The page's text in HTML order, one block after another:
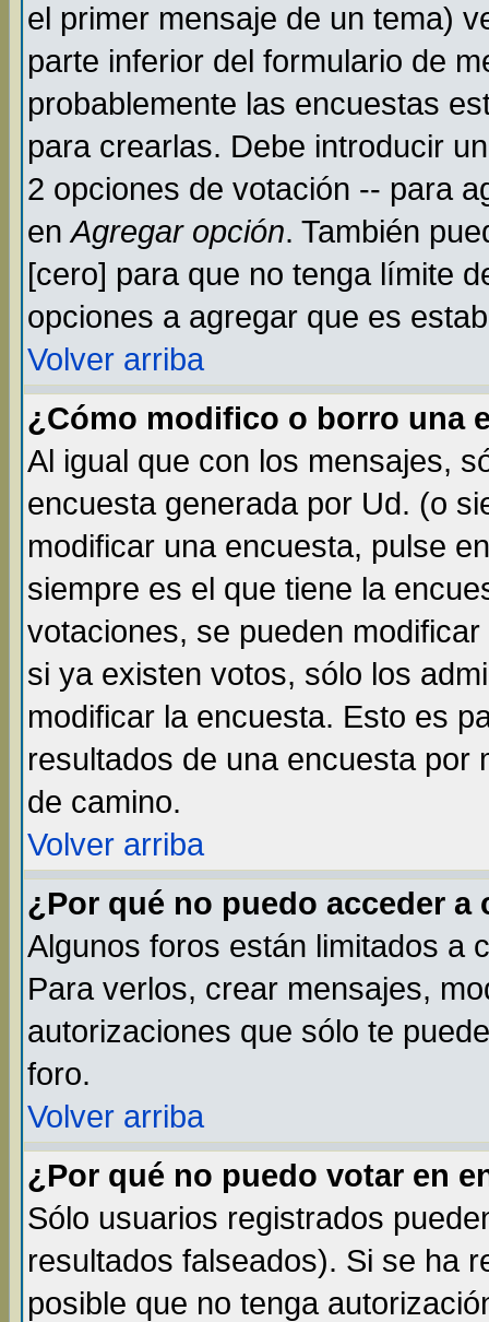
el primer mensaje de un tema)
parte inferior del formulario de
probablemente las encuestas
para crearlas. Debe introducir
2 opciones de votación -- para
enAgregar opción. También
[cero] para que no tenga límite
opciones a agregar que es
Volver arriba
¿Cómo modifico o borro una
Al igual que con los mensajes,
encuesta generada por Ud. (o
modificar una encuesta, pulse
siempre es el que tiene la
votaciones, se pueden
si ya existen votos, sólo los
modificar la encuesta. Esto es
resultados de una encuesta por
de camino.
Volver arriba
¿Por qué no puedo acceder a
Algunos foros están limitados a
Para verlos, crear mensajes,
autorizaciones que sólo te
foro.
Volver arriba
¿Por qué no puedo votar en
Sólo usuarios registrados
resultados falseados). Si se ha
posible que no tenga